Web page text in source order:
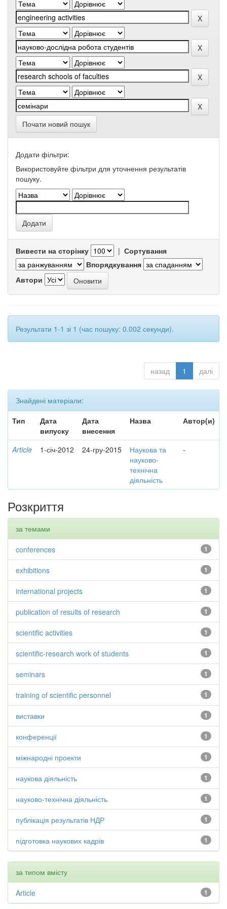
Почати новий пошук
Додати фільтри:
Використовуйте фільтри для уточнення результатів
пошуку.
Вивести на сторінку | Сортування
Впорядкування
Автори
Результати 1-1 зі 1 (час пошуку: 0.002 секунди).
назад 1 далі
Знайдені матеріали:
Тип
Дата
випуску
Дата
внесення
Назва Автор(и)
Article 1-січ-2012 24-гру-2015
Наукова та
науково-
технічна
діяльність
-
Розкриття
за темами
1
conferences
1
exhibitions
1
international projects
1
publication of results of research
1
scientific activities
1
scientific-research work of students
1
seminars
1
training of scientific personnel
1
виставки
1
конференції
1
міжнародні проекти
1
наукова діяльність
1
науково-технічна діяльність
1
публікація результатів НДР
1
підготовка наукових кадрів
за типом вмісту
1
Article